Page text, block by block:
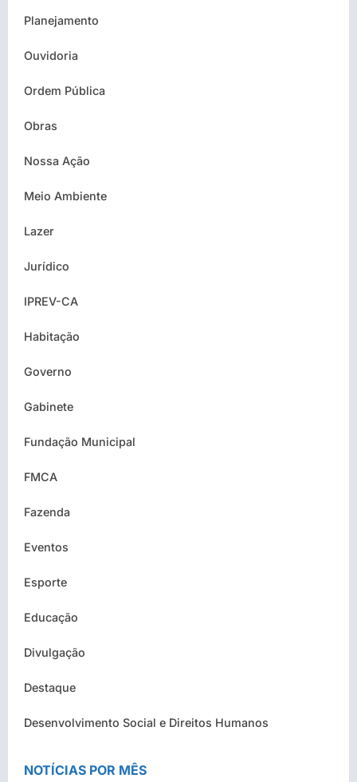
Planejamento
Ouvidoria
Ordem Pública
Obras
Nossa Ação
Meio Ambiente
Lazer
Jurídico
IPREV-CA
Habitação
Governo
Gabinete
Fundação Municipal
FMCA
Fazenda
Eventos
Esporte
Educação
Divulgação
Destaque
Desenvolvimento Social e Direitos Humanos
NOTÍCIAS POR MÊS